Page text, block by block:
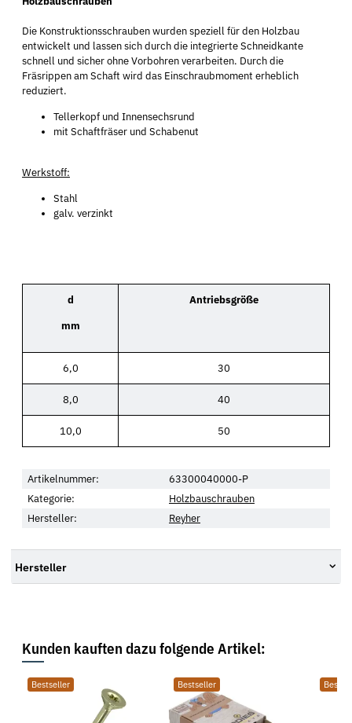
Die Konstruktionsschrauben wurden speziell für den Holzbau
entwickelt und lassen sich durch die integrierte Schneidkante
schnell und sicher ohne Vorbohren verarbeiten. Durch die
Fräsrippen am Schaft wird das Einschraubmoment erheblich
reduziert.
Tellerkopf und Innensechsrund
mit Schaftfräser und Schabenut
Werkstoff:
Stahl
galv. verzinkt
d
mm
Antriebsgröße
6,0 30
8,0 40
10,0 50
Artikelnummer:
63300040000-P
Kategorie:
Holzbauschrauben
Hersteller:
Reyher
Hersteller
Kunden kauften dazu folgende Artikel:
Bestseller Bestseller